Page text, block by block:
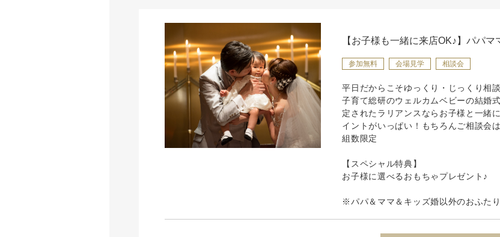
【お子様も一緒に来店OK♪】パパ
参加無料 会場見学 相談会
平日だからこそゆっくり・じっくり相
子育て総研のウェルカムベビーの結婚
定されたラリアンスならお子様と一緒
イントがいっぱい！もちろんご相談
組数限定
【スペシャル特典】
お子様に選べるおもちゃプレゼント♪
※パパ＆ママ＆キッズ婚以外のおふた